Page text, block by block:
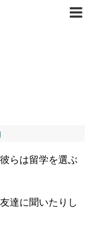
らは留学を選ぶ
達に聞いたりし